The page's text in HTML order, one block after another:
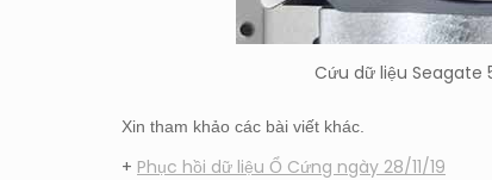
Cứu dữ liệu Seagate
Xin tham khảo các bài viết khác.
+ Phục hồi dữ liệu Ổ Cứng ngày 28/11/19